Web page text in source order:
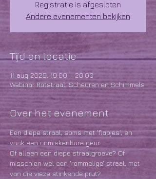
Registratie is afgesloten
Andere evenementen bekijken
Tijd en locatie
11 aug 2025, 19:00 – 20:00
Webinar Rotstraal, Scheuren en Schimmels
Over het evenement
Een diepe straal, soms met 'flapjes', en
vaak een onmiskenbare geur.
Of alleen een diepe straalgroeve? Of
misschien wel een 'rommelige' straal, met
van die vieze stinkende prut?